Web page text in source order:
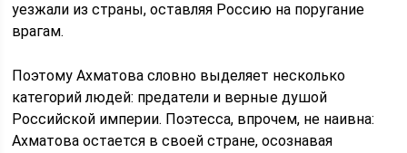
уезжали из страны, оставляя Россию на поругание
врагам.
Поэтому Ахматова словно выделяет несколько
категорий людей: предатели и верные душой
Российской империи. Поэтесса, впрочем, не наивна:
Ахматова остается в своей стране, осознавая